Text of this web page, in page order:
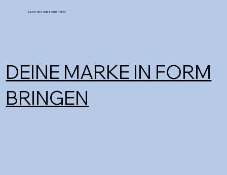
DEINE MARKE IN FORM
BRINGEN
Lass uns quatschen und